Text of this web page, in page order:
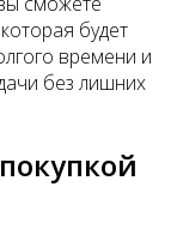
будет
времени и
без лишних